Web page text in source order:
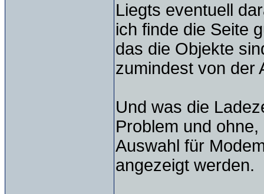
Liegts eventuell
ich finde die Seite
das die Objekte
zumindest von der
Und was die
Problem und
Auswahl für
angezeigt werden.